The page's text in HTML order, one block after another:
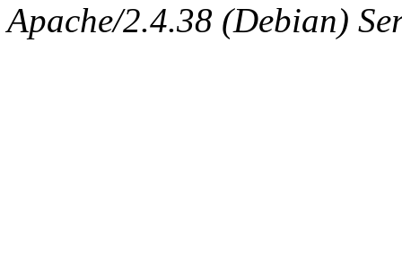
Apache/2.4.38 (Debian)